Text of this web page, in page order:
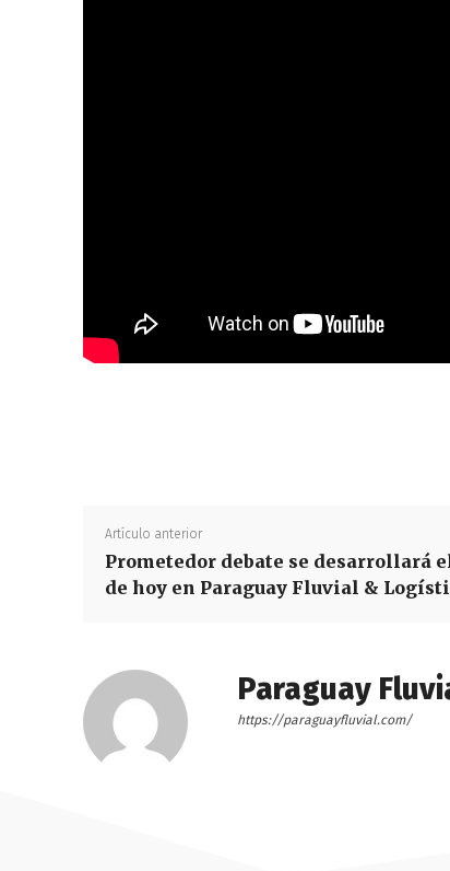
Artículo anterior
Prometedor debate se desarrollará
de hoy en Paraguay Fluvial &
Paraguay
https://paraguayfluvial.com/